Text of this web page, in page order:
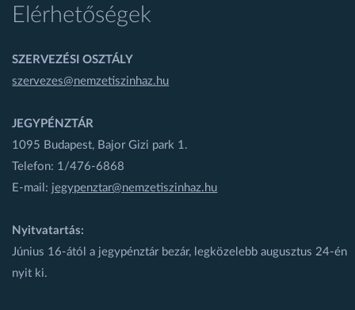
Elérhetőségek
SZERVEZÉSI OSZTÁLY
szervezes@nemzetiszinhaz.hu
JEGYPÉNZTÁR
1095 Budapest, Bajor Gizi park 1.
Telefon: 1/476-6868
E-mail: jegypenztar@nemzetiszinhaz.hu
Nyitvatartás:
Június 16-ától a jegypénztár bezár, legközelebb augusztus 24-én
nyit ki.